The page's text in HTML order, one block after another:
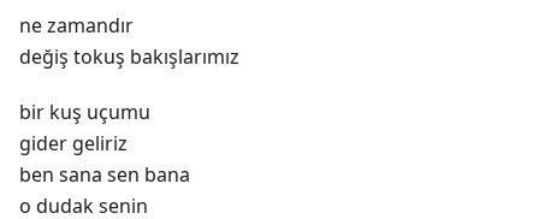
ne zamandır
değiş tokuş bakışlarımız
bir kuş uçumu
gider geliriz
ben sana sen bana
o dudak senin